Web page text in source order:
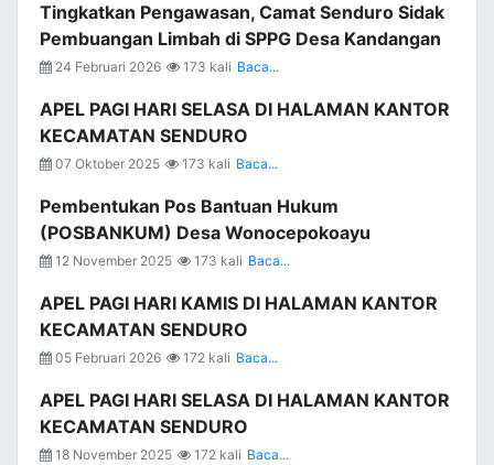
Tingkatkan Pengawasan, Camat Senduro Sidak
Pembuangan Limbah di SPPG Desa Kandangan
24 Februari 2026 173 kali Baca...
APEL PAGI HARI SELASA DI HALAMAN KANTOR
KECAMATAN SENDURO
07 Oktober 2025 173 kali Baca...
Pembentukan Pos Bantuan Hukum
(POSBANKUM) Desa Wonocepokoayu
12 November 2025 173 kali Baca...
APEL PAGI HARI KAMIS DI HALAMAN KANTOR
KECAMATAN SENDURO
05 Februari 2026 172 kali Baca...
APEL PAGI HARI SELASA DI HALAMAN KANTOR
KECAMATAN SENDURO
18 November 2025 172 kali Baca...